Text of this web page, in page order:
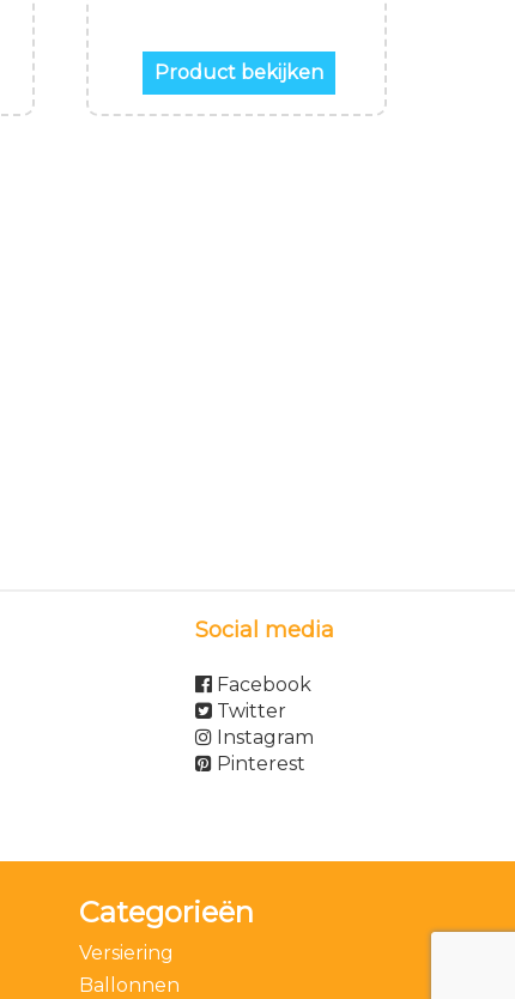
Product bekijken
Social media
Facebook
Twitter
Instagram
Pinterest
Categorieën
Versiering
Ballonnen